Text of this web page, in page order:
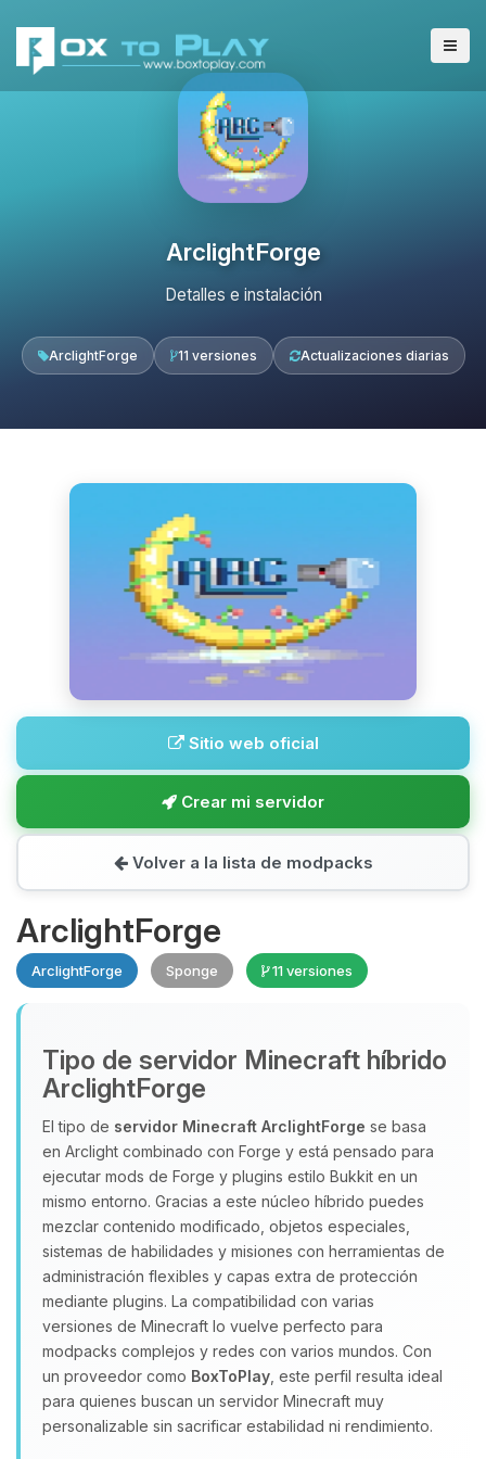
ArclightForge
Detalles e instalación
ArclightForge 11 versiones Actualizaciones diarias
Sitio web oficial
Crear mi servidor
Volver a la lista de modpacks
ArclightForge
ArclightForge Sponge 11 versiones
Tipo de servidor Minecraft híbrido
ArclightForge
El tipo de servidor Minecraft ArclightForge se basa
en Arclight combinado con Forge y está pensado para
ejecutar mods de Forge y plugins estilo Bukkit en un
mismo entorno. Gracias a este núcleo híbrido puedes
mezclar contenido modificado, objetos especiales,
sistemas de habilidades y misiones con herramientas de
administración flexibles y capas extra de protección
mediante plugins. La compatibilidad con varias
versiones de Minecraft lo vuelve perfecto para
modpacks complejos y redes con varios mundos. Con
un proveedor como BoxToPlay , este perfil resulta ideal
para quienes buscan un servidor Minecraft muy
personalizable sin sacrificar estabilidad ni rendimiento.
Yupi, por fin alguien con quien
hablar! Soy Choupy, tu pequeno
asistente de BoxToPlay. Cuentame
que necesitas y moveré mis
pequenos circuitos para ayudarte.
09/08/2026 13:02